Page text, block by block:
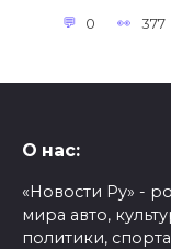
0 377
О нас:
«Новости Ру» -
мира авто,
политики,